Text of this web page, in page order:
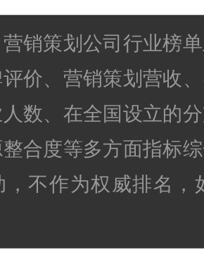
销策划公司行业榜
价、营销策划营收
数、在全国设立的
合度等多方面指标
，不作为权威排名，